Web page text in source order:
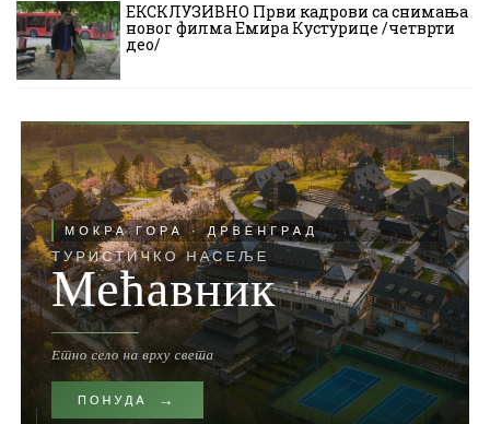
ЕКСКЛУЗИВНО Први кадрови са снимања
новог филма Емира Кустурице /четврти
део/